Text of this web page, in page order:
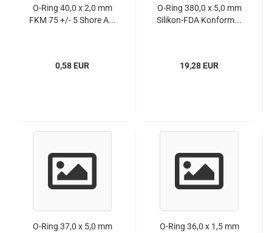
O-Ring 40,0 x 2,0 mm
FKM 75 +/- 5 Shore A...
0,58 EUR
O-Ring 380,0 x 5,0 mm
Silikon-FDA Konform...
19,28 EUR
O-Ring 37,0 x 5,0 mm
O-Ring 36,0 x 1,5 mm